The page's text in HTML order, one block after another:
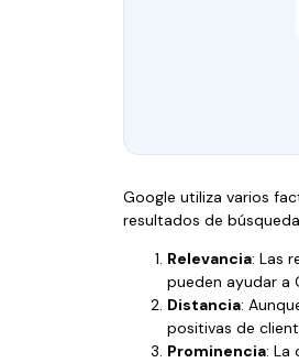
Google utiliza varios
resultados de
Relevancia: Las
pueden ayudar a
Distancia:
positivas de
Prominencia: La